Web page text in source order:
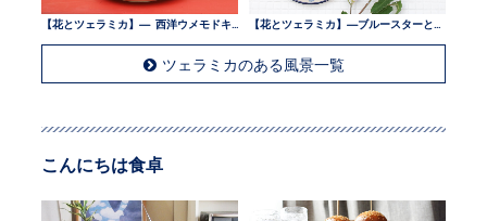
ツェラミカのある風景一覧
こんにちは食卓